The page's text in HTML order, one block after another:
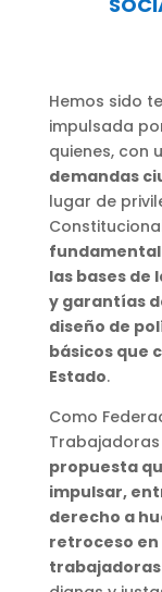
Hemos sido
impulsada
quienes, con
demandas
lugar de
fundamental
las bases de
y garantías
diseño de
básicos que
Estado.
Como
propuesta
impulsar,
derecho a
retroceso
trabajadoras